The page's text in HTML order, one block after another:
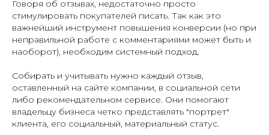
Говоря об отзывах, недостаточно просто
стимулировать покупателей писать. Так как это
важнейший инструмент повышения конверсии (но при
неправильной работе с комментариями может быть и
наоборот), необходим системный подход.
Собирать и учитывать нужно каждый отзыв,
оставленный на сайте компании, в социальной сети
либо рекомендательном сервисе. Они помогают
владельцу бизнеса четко представлять "портрет"
клиента, его социальный, материальный статус.